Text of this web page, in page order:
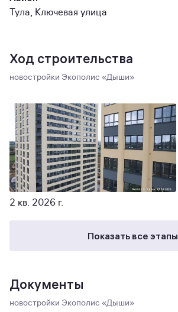
Тула, Ключевая улица
Ход строительства
новостройки Экополис «‎Дыши»
2 кв. 2026 г.
Показать все этапы
Документы
новостройки Экополис «‎Дыши»